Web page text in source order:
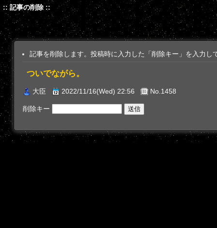
:: 記事の削除 ::
記事を削除します。投稿時に入力した「削除キー」を入力し
ついでながら。
大臣 2022/11/16(Wed) 22:56 No.1458
削除キー